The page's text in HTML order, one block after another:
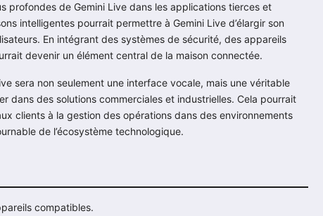
profondes de Gemini Live dans les applications tierces et
intelligentes pourrait permettre à Gemini Live d’élargir son
En intégrant des systèmes de sécurité, des appareils
devenir un élément central de la maison connectée.
sera non seulement une interface vocale, mais une véritable
dans des solutions commerciales et industrielles. Cela pourrait
clients à la gestion des opérations dans des environnements
de l’écosystème technologique.
compatibles.